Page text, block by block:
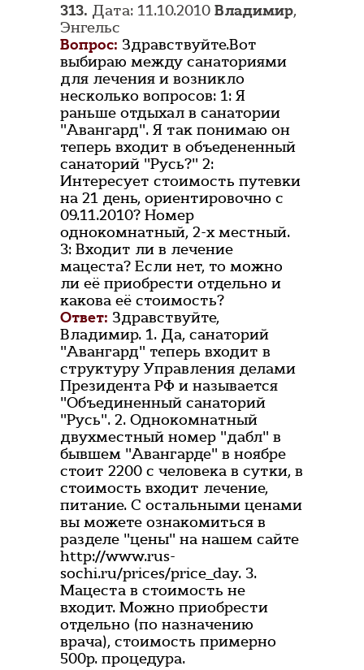
313. Дата: 11.10.2010 Владимир,
Энгельс
Вопрос: Здравствуйте.Вот
выбираю между санаториями
для лечения и возникло
несколько вопросов: 1: Я
раньше отдыхал в санатории
"Авангард". Я так понимаю он
теперь входит в объедененный
санаторий "Русь?" 2:
Интересует стоимость путевки
на 21 день, ориентировочно с
09.11.2010? Номер
однокомнатный, 2-х местный.
3: Входит ли в лечение
мацеста? Если нет, то можно
ли её приобрести отдельно и
какова её стоимость?
Ответ: Здравствуйте,
Владимир. 1. Да, санаторий
"Авангард" теперь входит в
структуру Управления делами
Президента РФ и называется
"Объединенный санаторий
"Русь". 2. Однокомнатный
двухместный номер "дабл" в
бывшем "Авангарде" в ноябре
стоит 2200 с человека в сутки, в
стоимость входит лечение,
питание. С остальными ценами
вы можете ознакомиться в
разделе "цены" на нашем сайте
http://www.rus-
sochi.ru/prices/price_day. 3.
Мацеста в стоимость не
входит. Можно приобрести
отдельно (по назначению
врача), стоимость примерно
500р. процедура.